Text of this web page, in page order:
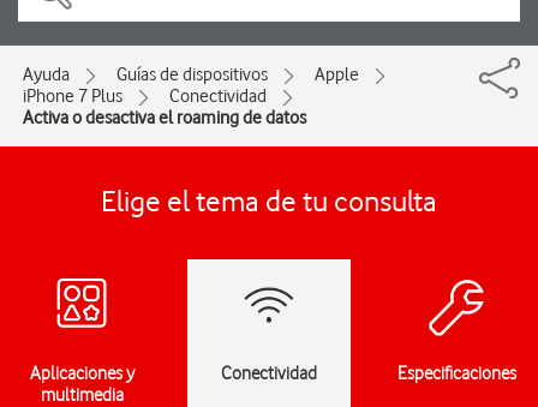
Ayuda Guías de dispositivos
Apple
iPhone 7 Plus
Conectividad
Activa o desactiva el roaming de datos
Elige el tema de tu consulta
Aplicaciones y
multimedia
Conectividad Especificaciones